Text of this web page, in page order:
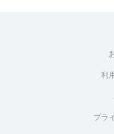
利
プラ